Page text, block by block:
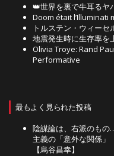
👑世界を裏で牛耳るヤ
Doom était l’Illuminati
トルステン・ウィーセ
地震発生時に生存率を
Olivia Troye: Rand
Performative
最もよく見られた投稿
陰謀論は、右派のも
主義の「意外な関係」
【烏谷昌幸】